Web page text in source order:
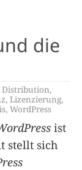
die
Distribution,
, Lizenzierung,
, WordPress
ist
stellt sich